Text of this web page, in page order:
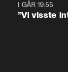
I GÅR 19:55
”Vi visste